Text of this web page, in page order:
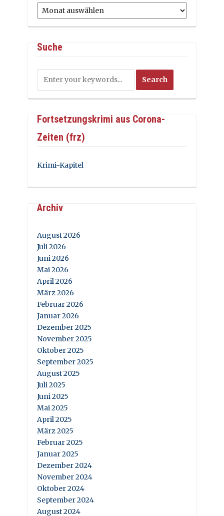
Archiv
Suche
Fortsetzungskrimi aus Corona-
Zeiten (frz)
Krimi-Kapitel
Archiv
August 2026
Juli 2026
Juni 2026
Mai 2026
April 2026
März 2026
Februar 2026
Januar 2026
Dezember 2025
November 2025
Oktober 2025
September 2025
August 2025
Juli 2025
Juni 2025
Mai 2025
April 2025
März 2025
Februar 2025
Januar 2025
Dezember 2024
November 2024
Oktober 2024
September 2024
August 2024